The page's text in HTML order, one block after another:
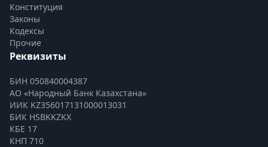
Конституция
Законы
Кодексы
Прочие
Реквизиты
БИН 050840004387
АО «Народный Банк Казахстана»
ИИК KZ356017131000013031
БИК HSBKKZKX
КБЕ 17
КНП 710